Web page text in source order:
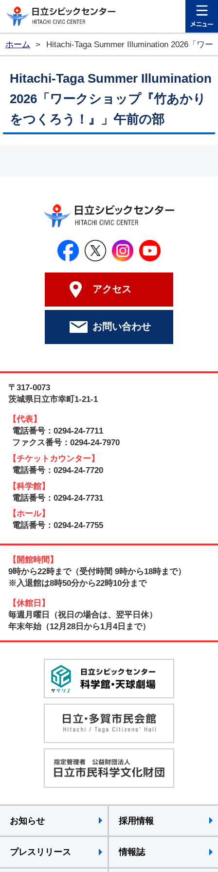
日立シビ
ホーム > Hitachi-Taga Summer Illumination 2026「ワ
Hitachi-Taga Summer Illumination
2026「ワークショップ『竹あかり
をつくろう！』」午前の部
日立シビックセンター公式
日立シビックセンター
日立シビックセ
アクセス
お問い合わせ
〒317-0073
茨城県日立市幸町1-21-1
【代表】
電話番号：0294-24-7711
ファクス番号：0294-24-7970
【チケットカウンター】
電話番号：0294-24-7720
【科学館】
電話番号：0294-24-7731
【ホール】
電話番号：0294-24-7755
【開館時間】
9時から22時まで（受付時間 9時から18時まで）
※入退館は8時50分から22時10分まで
【休館日】
毎週月曜日（祝日の場合は、翌平日休）
年末年始（12月28日から1月4日まで）
お知らせ 採用情報
プレスリリース 情報誌